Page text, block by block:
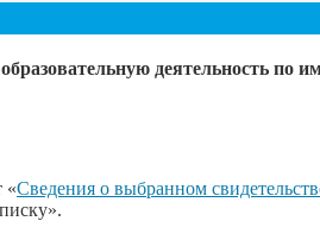
деятельность
«Сведения о выбранном